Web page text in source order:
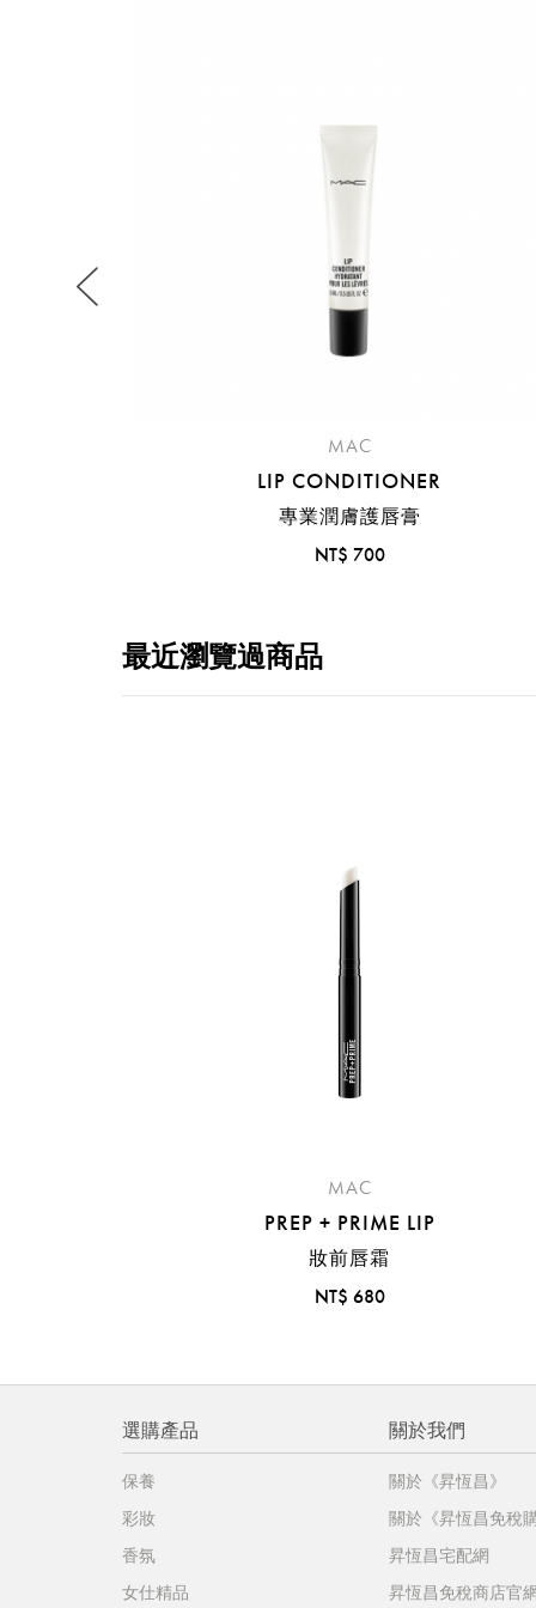
MAC
LIP CONDITIONER
專業潤膚護唇膏
NT$ 700
最近瀏覽過商品
MAC
PREP + PRIME LIP
妝前唇霜
NT$ 680
選購產品
保養
彩妝
香氛
女仕精品
關於我們
關於《昇恆昌》
關於《昇恆昌免稅
昇恆昌宅配網
昇恆昌免稅商店官